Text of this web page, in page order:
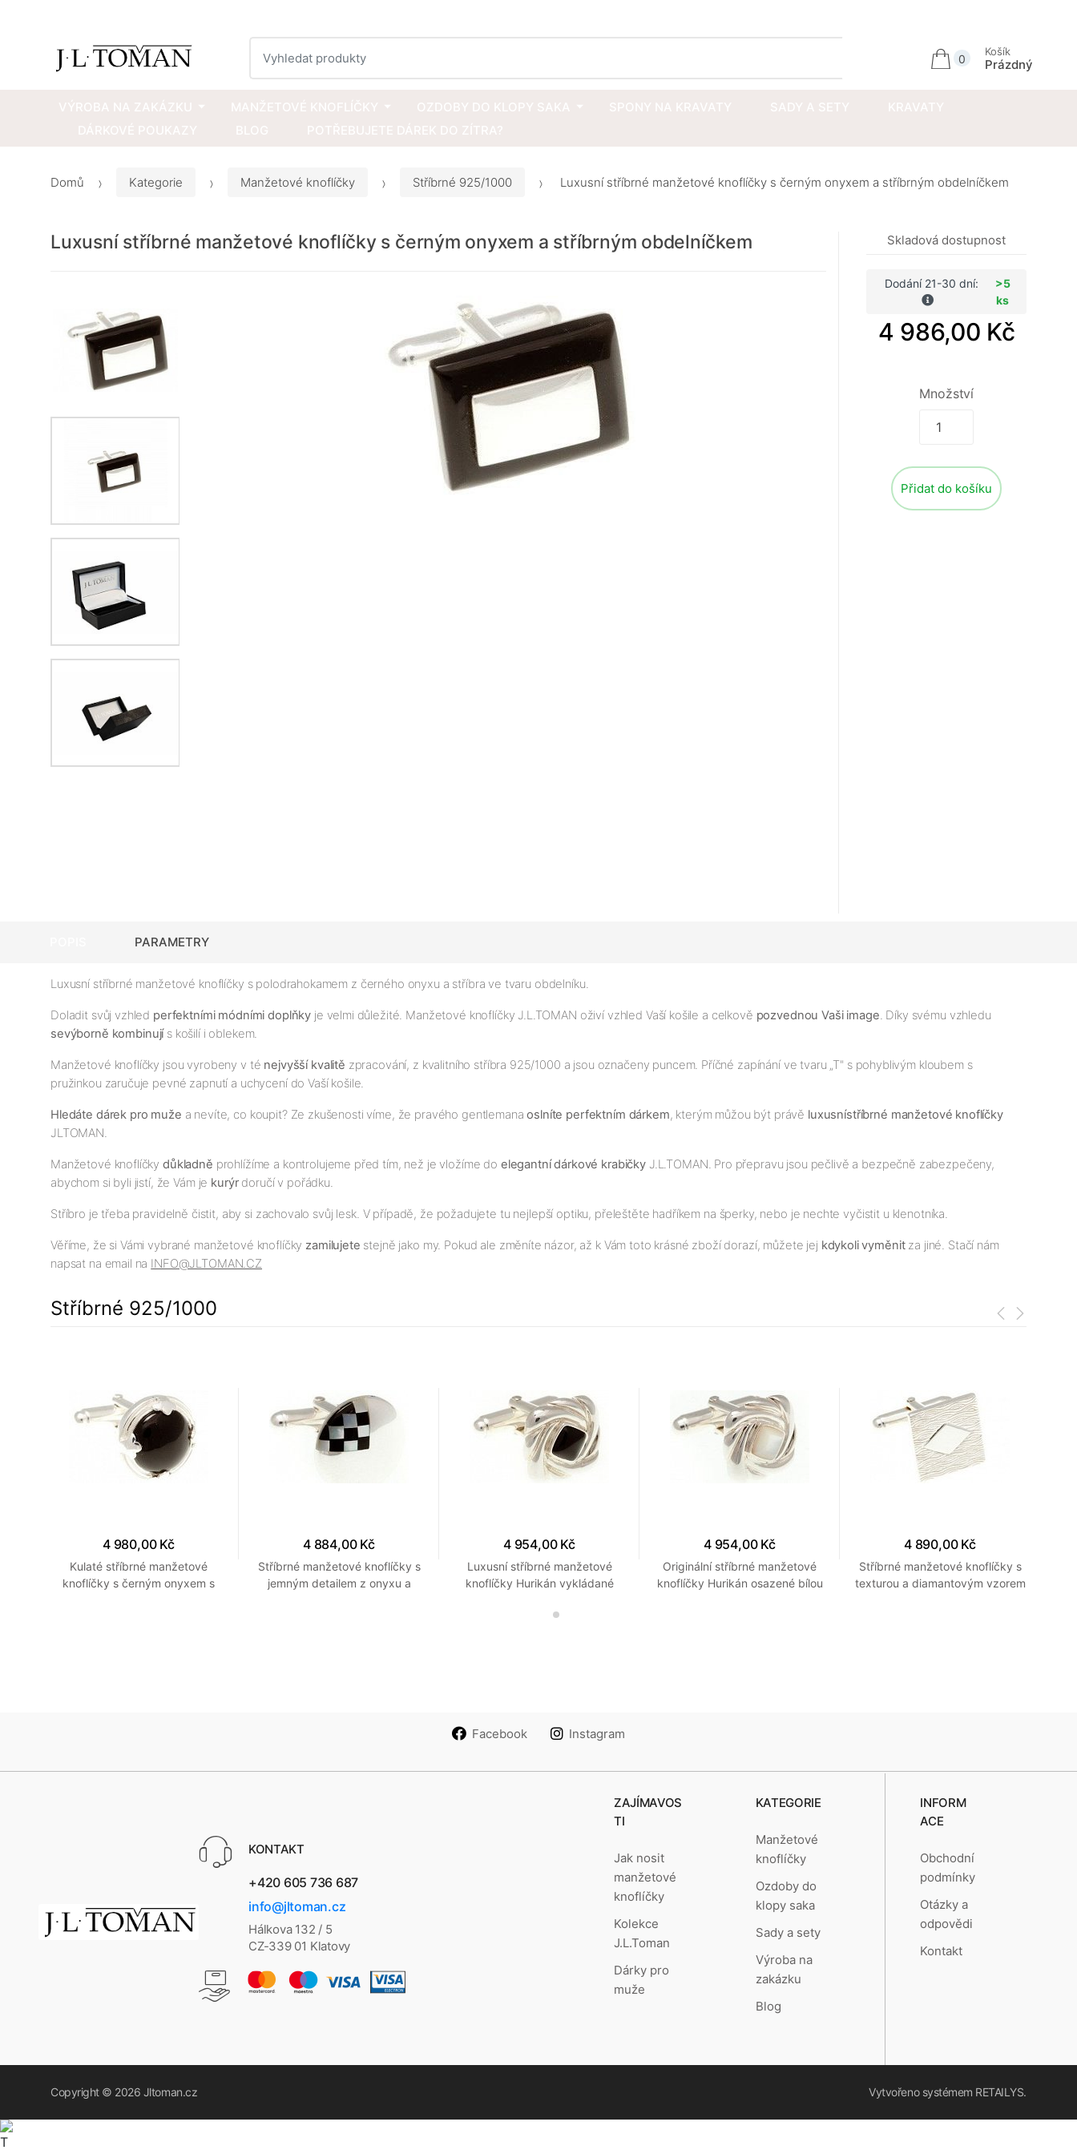
0
Košík
Prázdný
Domů Kategorie Manžetové knoflíčky Stříbrné 925/1000 Luxusní stříbrné manžetové knoflíčky s černým onyxem a stříbrným obdelníčkem
Luxusní stříbrné manžetové knoflíčky s černým onyxem a stříbrným obdelníčkem Skladová dostupnost
Dodání 21-30 dní:
>5
ks
4 986,00 Kč
Množství
Přidat do košíku
PARAMETRY
Luxusní stříbrné manžetové knoflíčky s polodrahokamem z černého onyxu a stříbra ve tvaru obdelníku.
Doladit svůj vzhled perfektními módními doplňky je velmi důležité. Manžetové knoflíčky J.L.TOMAN oživí vzhled Vaší košile a celkově pozvednou Vaši image. Díky svému vzhledu
sevýborně kombinujís košilí i oblekem.
Manžetové knoflíčky jsou vyrobeny v té nejvyšší kvalitě zpracování, z kvalitního stříbra 925/1000 a jsou označeny puncem. Příčné zapínání ve tvaru „T" s pohyblivým kloubem s
pružinkou zaručuje pevné zapnutí a uchycení do Vaší košile.
Hledáte dárek pro muže a nevíte, co koupit? Ze zkušenosti víme, že pravého gentlemanaoslníte perfektním dárkem, kterým můžou být právě luxusnístříbrné manžetové knoflíčky
JLTOMAN.
Manžetové knoflíčkydůkladně prohlížíme a kontrolujeme před tím, než je vložíme do elegantní dárkové krabičkyJ.L.TOMAN. Pro přepravu jsou pečlivě a bezpečně zabezpečeny,
abychom si byli jistí, že Vám je kurýrdoručí v pořádku.
Stříbro je třeba pravidelně čistit, aby si zachovalo svůj lesk. V případě, že požadujete tu nejlepší optiku, přeleštěte hadříkem na šperky, nebo je nechte vyčistit u klenotníka.
Věříme, že si Vámi vybrané manžetové knoflíčky zamilujete stejně jako my. Pokud ale změníte názor, až k Vám toto krásné zboží dorazí, můžete jej kdykoli vyměnitza jiné. Stačí nám
napsat na email na INFO@JLTOMAN.CZ
Stříbrné 925/1000
4 980,00 Kč
Kulaté stříbrné manžetové
knoflíčky s černým onyxem s
4 884,00 Kč
Stříbrné manžetové knoflíčky s
jemným detailem z onyxu a
4 954,00 Kč
Luxusní stříbrné manžetové
knoflíčky Hurikán vykládané
4 954,00 Kč
Originální stříbrné manžetové
knoflíčky Hurikán osazené bílou
4 890,00 Kč
Stříbrné manžetové knoflíčky s
texturou a diamantovým vzorem
Facebook Instagram
KONTAKT
+420 605 736 687
info@jltoman.cz
Hálkova 132 / 5
CZ-339 01 Klatovy
ZAJÍMAVOS
TI
Jak nosit
manžetové
knoflíčky
Kolekce
J.L.Toman
Dárky pro
muže
KATEGORIE
Manžetové
knoflíčky
Ozdoby do
klopy saka
Sady a sety
Výroba na
zakázku
Blog
INFORM
ACE
Obchodní
podmínky
Otázky a
odpovědi
Kontakt
Copyright © 2026 Jltoman.cz Vytvořeno systémem RETAILYS.